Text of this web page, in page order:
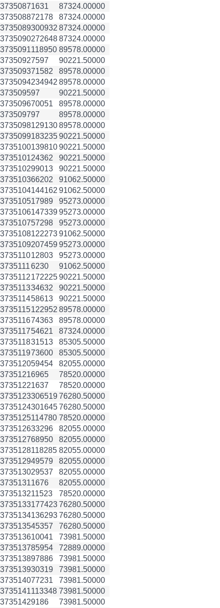
37350871631
87324.00000
373508872178
87324.00000
3735089300932 87324.00000
373509027264887324.00000
3735091118950 89578.00000
37350927597
90221.50000
373509371582
89578.00000
3735094234942 89578.00000
373509597
90221.50000
373509670051
89578.00000
373509797
89578.00000
373509812913089578.00000
373509918323590221.50000
373510013981090221.50000
373510124362
90221.50000
373510299013
90221.50000
373510366202
91062.50000
3735104144162 91062.50000
373510517989
95273.00000
373510614733995273.00000
373510757298
95273.00000
373510812227391062.50000
3735109207459 95273.00000
373511012803
95273.00000
37351116230
91062.50000
373511217222590221.50000
373511334632
90221.50000
373511458613
90221.50000
3735115122952 89578.00000
373511674363
89578.00000
373511754621
87324.00000
373511831513
85305.50000
373511973600
85305.50000
373512059454
82055.00000
37351216965
78520.00000
37351221637
78520.00000
3735123306519 76280.50000
373512430164576280.50000
3735125114780 78520.00000
373512633296
82055.00000
373512768950
82055.00000
3735128118285 82055.00000
373512949579
82055.00000
373513029537
82055.00000
37351311676
82055.00000
373513211523
78520.00000
373513317742376280.50000
373513413629376280.50000
373513545357
76280.50000
373513610041
73981.50000
373513785954
72889.00000
373513897886
73981.50000
373513930319
73981.50000
373514077231
73981.50000
3735141113348 73981.50000
37351429186
73981.50000